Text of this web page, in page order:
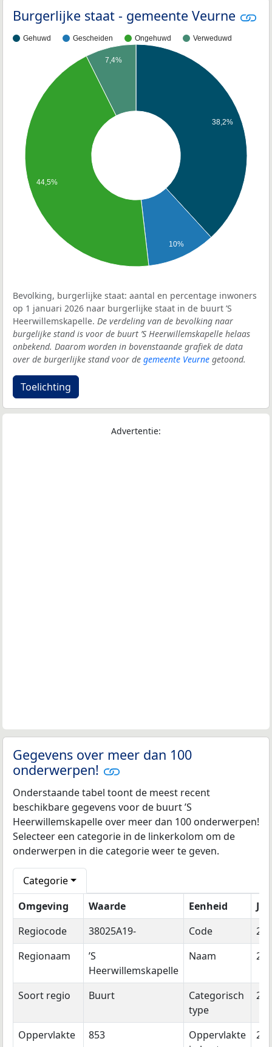
Burgerlijke staat - gemeente Veurne
Gehuwd Gescheiden Ongehuwd Verweduwd
38,2%
10%
7,4%
44,5%
Bevolking, burgerlijke staat: aantal en percentage inwoners
op 1 januari 2026 naar burgerlijke staat in de buurt ’S
Heerwillemskapelle. De verdeling van de bevolking naar
burgelijke stand is voor de buurt ’S Heerwillemskapelle helaas
onbekend. Daarom worden in bovenstaande grafiek de data
over de burgerlijke stand voor de gemeente Veurne getoond.
Toelichting
Advertentie:
Gegevens over meer dan 100
onderwerpen!
Onderstaande tabel toont de meest recent
beschikbare gegevens voor de buurt ’S
Heerwillemskapelle over meer dan 100 onderwerpen!
Selecteer een categorie in de linkerkolom om de
onderwerpen in die categorie weer te geven.
Categorie
Omgeving
Waarde Eenheid
Regiocode
38025A19- Code
Regionaam
’S
Heerwillemskapelle
Naam
Soort regio Buurt
Categorisch
type
Oppervlakte 853
Oppervlakte